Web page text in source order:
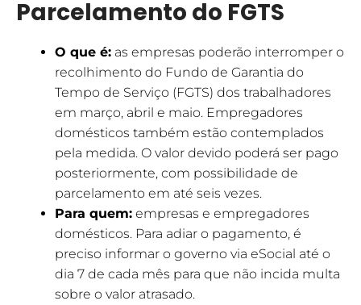
Parcelamento do FGTS
O que é: as empresas poderão interromper o
recolhimento do Fundo de Garantia do
Tempo de Serviço (FGTS) dos trabalhadores
em março, abril e maio. Empregadores
domésticos também estão contemplados
pela medida. O valor devido poderá ser pago
posteriormente, com possibilidade de
parcelamento em até seis vezes.
Para quem: empresas e empregadores
domésticos. Para adiar o pagamento, é
preciso informar o governo via eSocial até o
dia 7 de cada mês para que não incida multa
sobre o valor atrasado.